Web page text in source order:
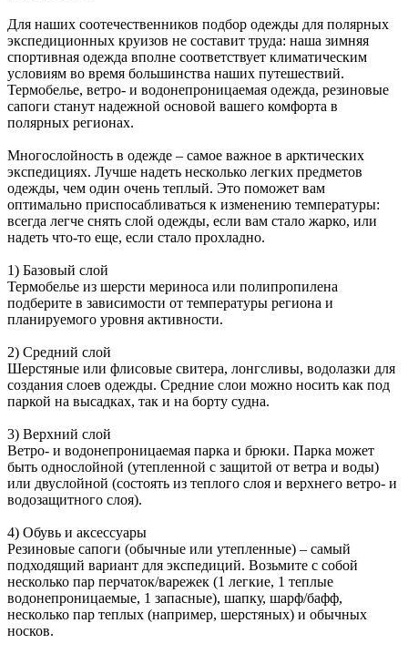
Для наших соотечественников подбор одежды для полярных
экспедиционных круизов не составит труда: наша зимняя
спортивная одежда вполне соответствует климатическим
условиям во время большинства наших путешествий.
Термобелье, ветро- и водонепроницаемая одежда, резиновые
сапоги станут надежной основой вашего комфорта в
полярных регионах.
Многослойность в одежде – самое важное в арктических
экспедициях. Лучше надеть несколько легких предметов
одежды, чем один очень теплый. Это поможет вам
оптимально приспосабливаться к изменению температуры:
всегда легче снять слой одежды, если вам стало жарко, или
надеть что-то еще, если стало прохладно.
1) Базовый слой
Термобелье из шерсти мериноса или полипропилена
подберите в зависимости от температуры региона и
планируемого уровня активности.
2) Средний слой
Шерстяные или флисовые свитера, лонгсливы, водолазки для
создания слоев одежды. Средние слои можно носить как под
паркой на высадках, так и на борту судна.
3) Верхний слой
Ветро- и водонепроницаемая парка и брюки. Парка может
быть однослойной (утепленной с защитой от ветра и воды)
или двуслойной (состоять из теплого слоя и верхнего ветро- и
водозащитного слоя).
4) Обувь и аксессуары
Резиновые сапоги (обычные или утепленные) – самый
подходящий вариант для экспедиций. Возьмите с собой
несколько пар перчаток/варежек (1 легкие, 1 теплые
водонепроницаемые, 1 запасные), шапку, шарф/бафф,
несколько пар теплых (например, шерстяных) и обычных
носков.